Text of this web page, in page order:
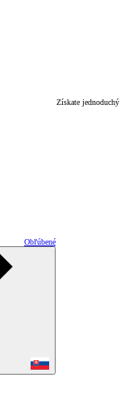
Získate jednoduchý
Obľúbené